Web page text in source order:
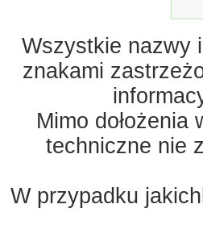
Wszystkie nazwy
znakami
Mimo
techniczne nie
W przypadku